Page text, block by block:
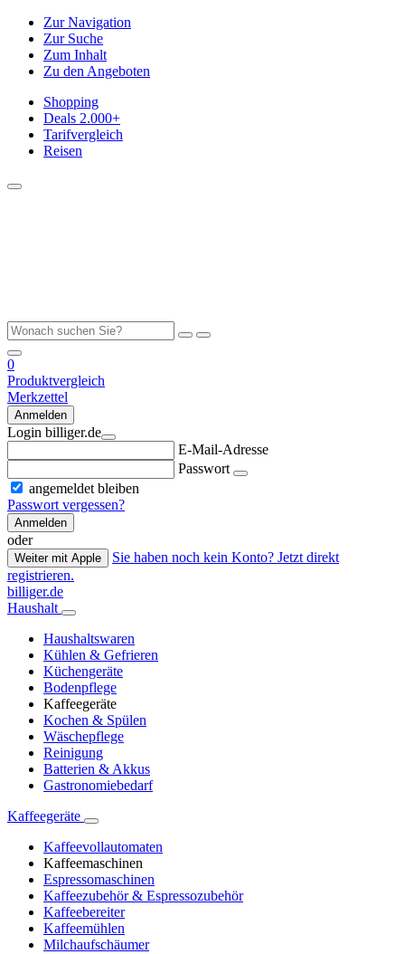
Zur Navigation
Zur Suche
Zum Inhalt
Zu den Angeboten
Shopping
Deals 2.000+
Tarifvergleich
Reisen
0
Produktvergleich
Merkzettel
Anmelden
Login billiger.de
E-Mail-Adresse
Passwort
angemeldet bleiben
Passwort vergessen?
Anmelden
oder
Weiter mit Apple
Sie haben noch kein Konto? Jetzt direkt
registrieren.
billiger.de
Haushalt
Haushaltswaren
Kühlen & Gefrieren
Küchengeräte
Bodenpflege
Kaffeegeräte
Kochen & Spülen
Wäschepflege
Reinigung
Batterien & Akkus
Gastronomiebedarf
Kaffeegeräte
Kaffeevollautomaten
Kaffeemaschinen
Espressomaschinen
Kaffeezubehör & Espressozubehör
Kaffeebereiter
Kaffeemühlen
Milchaufschäumer